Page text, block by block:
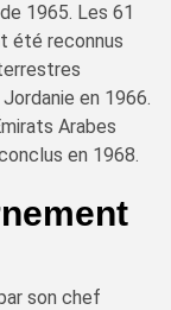
1965. Les 61
été reconnus
en 1966.
Arabes
en 1968.
son chef